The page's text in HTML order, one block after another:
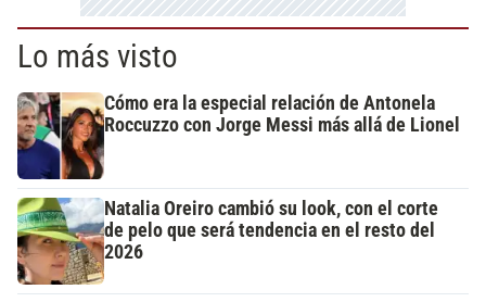
Lo más visto
Cómo era la especial relación de Antonela
Roccuzzo con Jorge Messi más allá de Lionel
Natalia Oreiro cambió su look, con el corte
de pelo que será tendencia en el resto del
2026